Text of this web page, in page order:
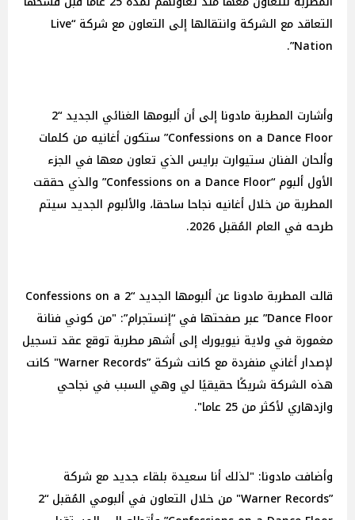
التعاقد مع الشركة وانتقالها إلى التعاون مع شركة “Live
Nation”.
وأشارت المطربة مادونا إلى أن ألبومها الغنائي الجديد “2
Confessions on a Dance Floor” ستكون أغانيه من كلمات
وألحان الفنان ستيوارت برايس الذي تعاون معها في الجزء
الأول ألبوم “Confessions on a Dance Floor” والذي حققت
المطربة من خلال أغانيه نجاحا ساحقا، والألبوم الجديد سيتم
طرحه في العام المُقبل 2026.
قالت المطربة مادونا عن ألبومها الجديد “2 Confessions on a
Dance Floor” عبر صفحتها في “إنستجرام”: "من كوني فنانة
مغمورة في ولاية نيويورك إلى أشهر مطربة توقع عقد تسجيل
لإصدار أغاني منفردة مع كانت شركة ”Warner Records" كانت
هذه الشركة شريكًا حقيقيًا لي وهي السبب في نجاحي
وازدهاري لأكثر من 25 عاما".
وأضافت مادونا: "لذلك أنا سعيدة بلقاء جديد مع شركة
”Warner Records" من خلال التعاون في ألبومي المُقبل “2